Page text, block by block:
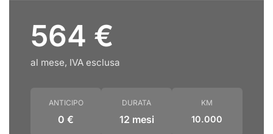
564 €
al mese, IVA esclusa
ANTICIPO
0 €
DURATA
12 mesi
KM
10.000